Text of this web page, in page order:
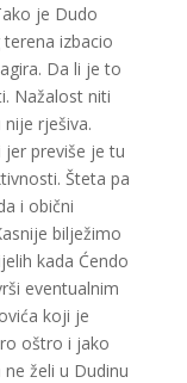
je Dudo
izbacio
Da li je to
Nažalost niti
rješiva.
jer previše je tu
Šteta pa
i obični
bilježimo
kada Ćendo
eventualnim
koji je
oštro i jako
želi u Dudinu